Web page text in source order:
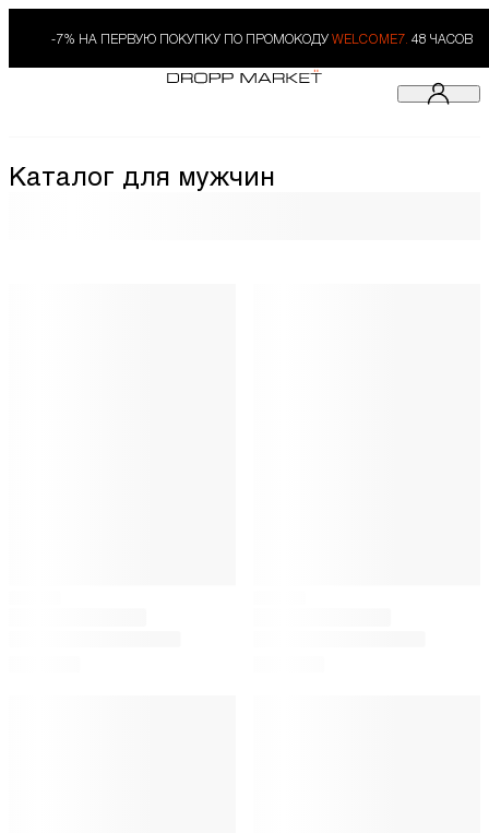
-7% НА ПЕРВУЮ ПОКУПКУ ПО ПРОМОКОДУ WELCOME7. 48 ЧАСОВ
Каталог для мужчин